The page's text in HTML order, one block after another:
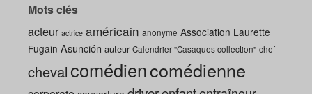
Mots clés
acteur actrice américain anonyme Association Laurette
Fugain Asunción auteur Calendrier "Casaques collection" chef
chevalcomédiencomédienne